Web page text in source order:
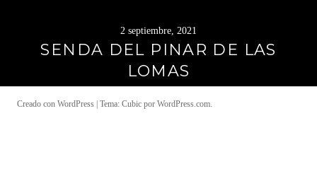
2 septiembre, 2021
SENDA DEL PINAR DE LAS
LOMAS
Creado con WordPress Tema: Cubic por WordPress.com.